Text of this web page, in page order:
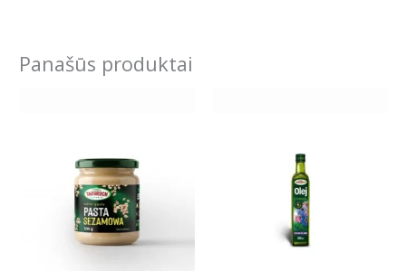
Panašūs produktai
multiple
variants.
The
options
may